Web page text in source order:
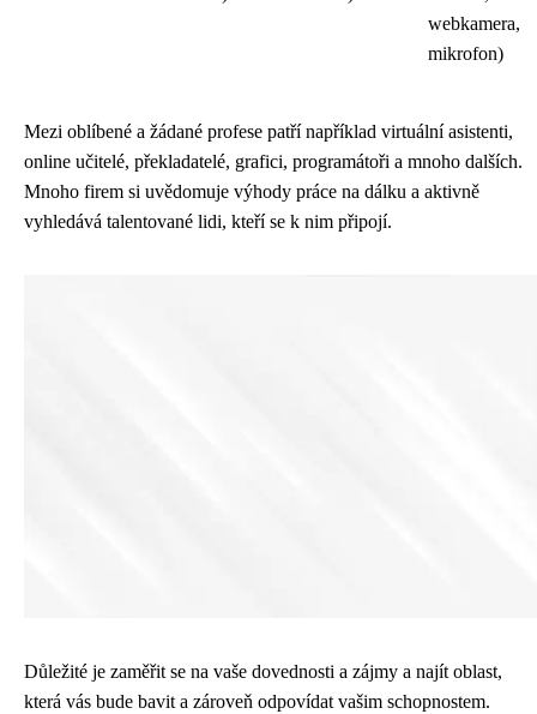
webkamera,
mikrofon)
Mezi oblíbené a žádané profese patří například virtuální asistenti,
online učitelé, překladatelé, grafici, programátoři a mnoho dalších.
Mnoho firem si uvědomuje výhody práce na dálku a aktivně
vyhledává talentované lidi, kteří se k nim připojí.
Důležité je zaměřit se na vaše dovednosti a zájmy a najít oblast,
která vás bude bavit a zároveň odpovídat vašim schopnostem.